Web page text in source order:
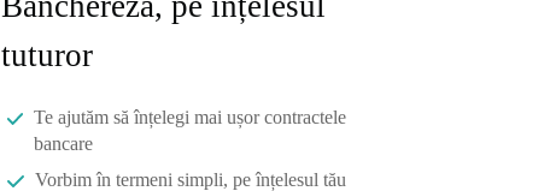
tuturor
Te ajutăm să înțelegi mai ușor contractele
bancare
Vorbim în termeni simpli, pe înțelesul tău